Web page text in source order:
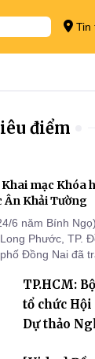
Tin
điểm
mạc Khóa
Ân Khải Tường
6 năm Bính
Phước, TP.
Đồng Nai đã
cho chư Tăng
trường hạ chùa
TP.HCM:
tổ chức
Dự thảo